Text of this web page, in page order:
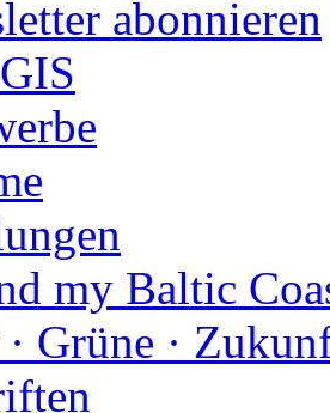
abonnieren
my Baltic
Grüne ·